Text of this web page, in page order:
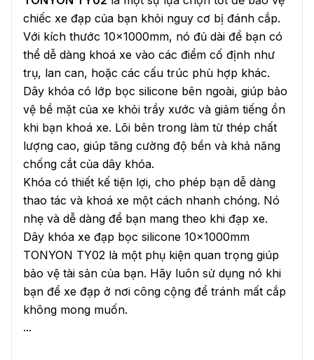
chiếc xe đạp của bạn khỏi nguy cơ bị đánh cắp.
Với kích thước 10x1000mm, nó đủ dài để bạn có
thể dễ dàng khoá xe vào các điểm cố định như
trụ, lan can, hoặc các cấu trúc phù hợp khác.
Dây khóa có lớp bọc silicone bên ngoài, giúp bảo
vệ bề mặt của xe khỏi trầy xước và giảm tiếng ồn
khi bạn khoá xe. Lõi bên trong làm từ thép chất
lượng cao, giúp tăng cường độ bền và khả năng
chống cắt của dây khóa.
Khóa có thiết kế tiện lợi, cho phép bạn dễ dàng
thao tác và khoá xe một cách nhanh chóng. Nó
nhẹ và dễ dàng để bạn mang theo khi đạp xe.
Dây khóa xe đạp bọc silicone 10x1000mm
TONYON TY02 là một phụ kiện quan trọng giúp
bảo vệ tài sản của bạn. Hãy luôn sử dụng nó khi
bạn để xe đạp ở nơi công cộng để tránh mất cắp
không mong muốn.
...